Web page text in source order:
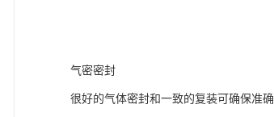
气密密封
很好的气体密封和一致的复装可确保准确